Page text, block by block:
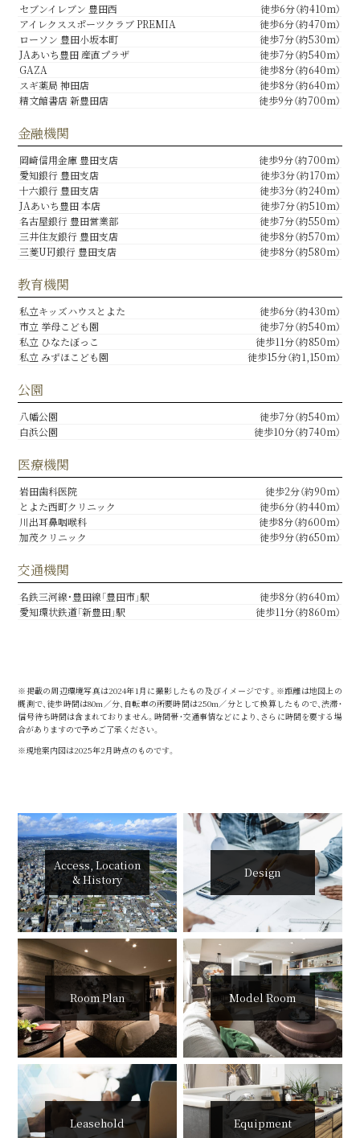
セブンイレブン 豊田西
徒歩6分（約410m）
アイレクススポーツクラブ PREMIA
徒歩6分（約470m）
ローソン 豊田小坂本町
徒歩7分（約530m）
JAあいち豊田 産直プラザ
徒歩7分（約540m）
GAZA
徒歩8分（約640m）
スギ薬局 神田店
徒歩8分（約640m）
精文館書店 新豊田店
徒歩9分（約700m）
金融機関
岡崎信用金庫 豊田支店
徒歩9分（約700m）
愛知銀行 豊田支店
徒歩3分（約170m）
十六銀行 豊田支店
徒歩3分（約240m）
JAあいち豊田 本店
徒歩7分（約510m）
名古屋銀行 豊田営業部
徒歩7分（約550m）
三井住友銀行 豊田支店
徒歩8分（約570m）
三菱UFJ銀行 豊田支店
徒歩8分（約580m）
教育機関
私立キッズハウスとよた
徒歩6分（約430m）
市立 挙母こども園
徒歩7分（約540m）
私立 ひなたぼっこ
徒歩11分（約850m）
私立 みずほこども園
徒歩15分（約1,150m）
公園
八幡公園
徒歩7分（約540m）
白浜公園
徒歩10分（約740m）
医療機関
岩田歯科医院
徒歩2分（約90m）
とよた西町クリニック
徒歩6分（約440m）
川出耳鼻咽喉科
徒歩8分（約600m）
加茂クリニック
徒歩9分（約650m）
交通機関
名鉄三河線・豊田線「豊田市」駅
徒歩8分（約640m）
愛知環状鉄道「新豊田」駅
徒歩11分（約860m）
※掲載の周辺環境写真は2024年1月に撮影したもの及びイメージです。※距離は地図上の
概測で、徒歩時間は80m／分、自転車の所要時間は250m／分として換算したもので、渋滞・
信号待ち時間は含まれておりません。時間帯・交通事情などにより、さらに時間を要する場
合がありますので予めご了承ください。
※現地案内図は2025年2月時点のものです。
Access, Location
& History
Design
Room Plan Model Room
Leasehold Equipment